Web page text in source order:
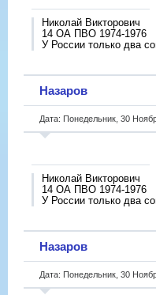
Николай Викторович
14 ОА ПВО 1974-1976
У России только два
Назаров
Дата: Понедельник, 30
Николай Викторович
14 ОА ПВО 1974-1976
У России только два
Назаров
Дата: Понедельник, 30